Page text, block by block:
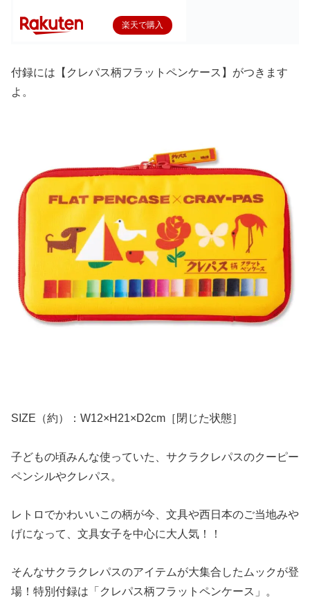
楽天で購入
付録には【クレパス柄フラットペンケース】がつきます
よ。
SIZE（約）：W12×H21×D2cm［閉じた状態］
子どもの頃みんな使っていた、サクラクレパスのクーピー
ペンシルやクレパス。
レトロでかわいいこの柄が今、文具や西日本のご当地みや
げになって、文具女子を中心に大人気！！
そんなサクラクレパスのアイテムが大集合したムックが登
場！特別付録は「クレパス柄フラットペンケース」。